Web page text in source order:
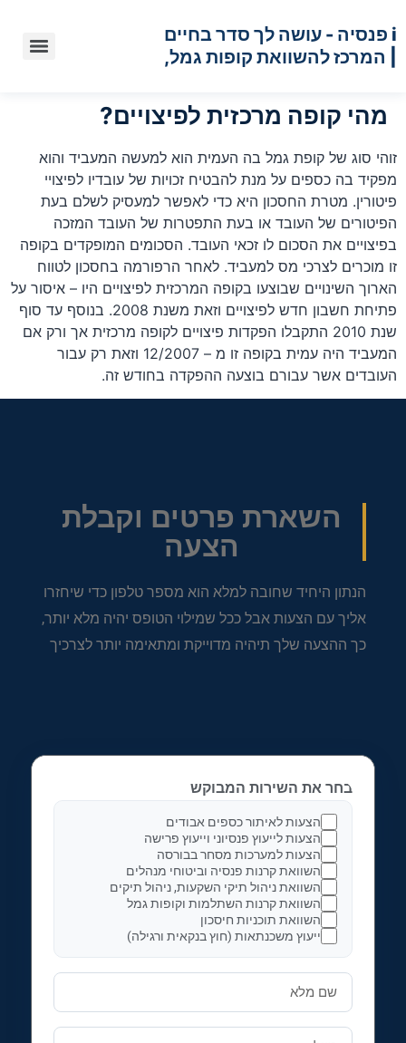
i פנסיה - עושה לך סדר בחיים
| המרכז להשוואת קופות גמל,
השוואת בתי השקעות, תכנון
פנסיוני, תכנון לפרישה ועוד
מהי קופה מרכזית לפיצויים?
זוהי סוג של קופת גמל בה העמית הוא למעשה המעביד והוא
מפקיד בה כספים על מנת להבטיח זכויות של עובדיו לפיצויי
פיטורין. מטרת החסכון היא כדי לאפשר למעסיק לשלם בעת
הפיטורים של העובד או בעת התפטרות של העובד המזכה
בפיצויים את הסכום לו זכאי העובד. הסכומים המופקדים בקופה
זו מוכרים לצרכי מס למעביד. לאחר הרפורמה בחסכון לטווח
הארוך השינויים שבוצעו בקופה המרכזית לפיצויים היו – איסור על
פתיחת חשבון חדש לפיצויים וזאת משנת 2008. בנוסף עד סוף
שנת 2010 התקבלו הפקדות פיצויים לקופה מרכזית אך ורק אם
המעביד היה עמית בקופה זו מ – 12/2007 וזאת רק עבור
העובדים אשר עבורם בוצעה ההפקדה בחודש זה.
השארת פרטים וקבלת
הצעה
הנתון היחיד שחובה למלא הוא מספר טלפון כדי שיחזרו
אליך עם הצעות אבל ככל שמילוי הטופס יהיה מלא יותר,
כך ההצעה שלך תיהיה מדוייקת ומתאימה יותר לצרכיך
בחר את השירות המבוקש
הצעות לאיתור כספים אבודים
הצעות לייעוץ פנסיוני וייעוץ פרישה
הצעות למערכות מסחר בבורסה
השוואת קרנות פנסיה וביטוחי מנהלים
השוואת ניהול תיקי השקעות, ניהול תיקים
השוואת קרנות השתלמות וקופות גמל
השוואת תוכניות חיסכון
ייעוץ משכנתאות (חוץ בנקאית ורגילה)